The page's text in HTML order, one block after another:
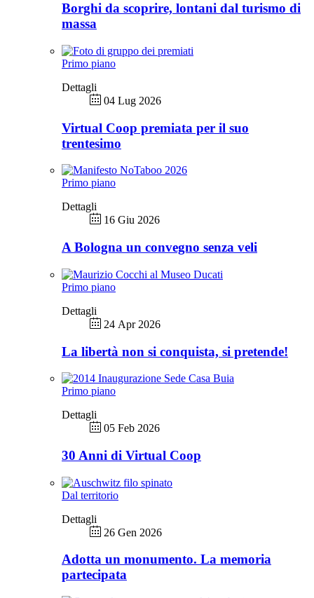
Borghi da scoprire, lontani dal turismo di
massa
Primo piano
Dettagli
04 Lug 2026
Virtual Coop premiata per il suo
trentesimo
Primo piano
Dettagli
16 Giu 2026
A Bologna un convegno senza veli
Primo piano
Dettagli
24 Apr 2026
La libertà non si conquista, si pretende!
Primo piano
Dettagli
05 Feb 2026
30 Anni di Virtual Coop
Dal territorio
Dettagli
26 Gen 2026
Adotta un monumento. La memoria
partecipata